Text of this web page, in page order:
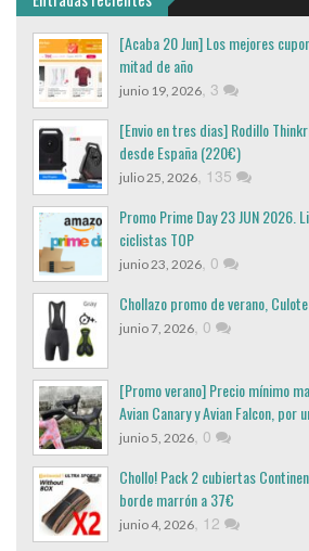
[Acaba 20 Jun] Los mejores
mitad de año
junio 19, 2026, 3
[Envio en tres dias] Rodillo
desde España (220€)
julio 25, 2026, 135
Promo Prime Day 23 JUN 2026.
ciclistas TOP
junio 23, 2026, 0
Chollazo promo de verano,
junio 7, 2026, 0
[Promo verano] Precio mínimo
Avian Canary y Avian Falcon, por
junio 5, 2026, 0
Chollo! Pack 2 cubiertas
borde marrón a 37€
junio 4, 2026, 12